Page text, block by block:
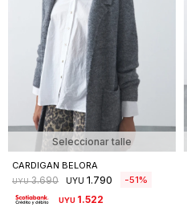
Seleccionar talle
CARDIGAN BELORA
UYU 3.690 UYU 1.790 51
UYU 1.522